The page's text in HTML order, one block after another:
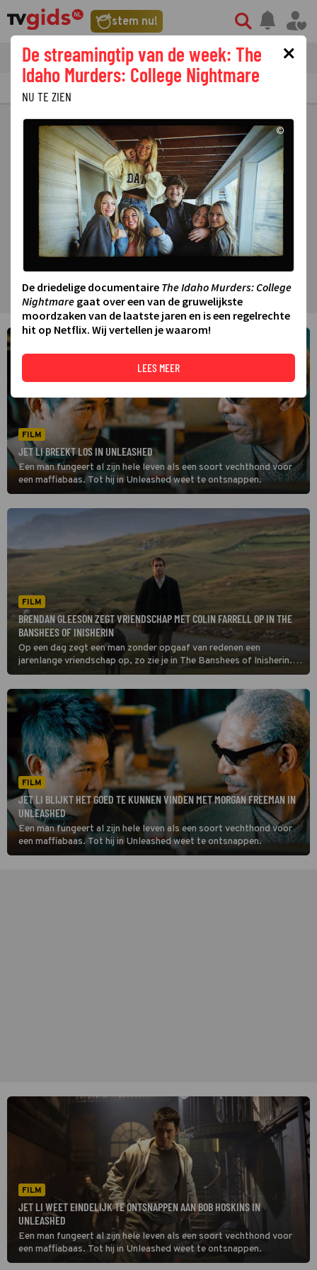
stem nu!
tvgids streaming nieuws
PRIMETIME GEMIST
FILM
JET LI BREEKT LOS IN UNLEASHED
Een man fungeert al zijn hele leven als een soort vechthond voor
een maffiabaas. Tot hij in Unleashed weet te ontsnappen.
FILM
BRENDAN GLEESON ZEGT VRIENDSCHAP MET COLIN FARRELL OP IN THE
BANSHEES OF INISHERIN
Op een dag zegt een man zonder opgaaf van redenen een
jarenlange vriendschap op, zo zie je in The Banshees of Inisherin.
De ander begrijpt er niets van.
FILM
JET LI BLIJKT HET GOED TE KUNNEN VINDEN MET MORGAN FREEMAN IN
UNLEASHED
Een man fungeert al zijn hele leven als een soort vechthond voor
een maffiabaas. Tot hij in Unleashed weet te ontsnappen.
FILM
JET LI WEET EINDELIJK TE ONTSNAPPEN AAN BOB HOSKINS IN
UNLEASHED
Een man fungeert al zijn hele leven als een soort vechthond voor
een maffiabaas. Tot hij in Unleashed weet te ontsnappen.
×
De streamingtip van de week: The
Idaho Murders: College Nightmare
NU TE ZIEN
©
De driedelige documentaire The Idaho Murders: College
Nightmare gaat over een van de gruwelijkste
moordzaken van de laatste jaren en is een regelrechte
hit op Netflix. Wij vertellen je waarom!
LEES MEER